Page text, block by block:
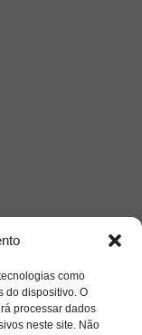
como
do dispositivo. O
processar dados
neste site. Não